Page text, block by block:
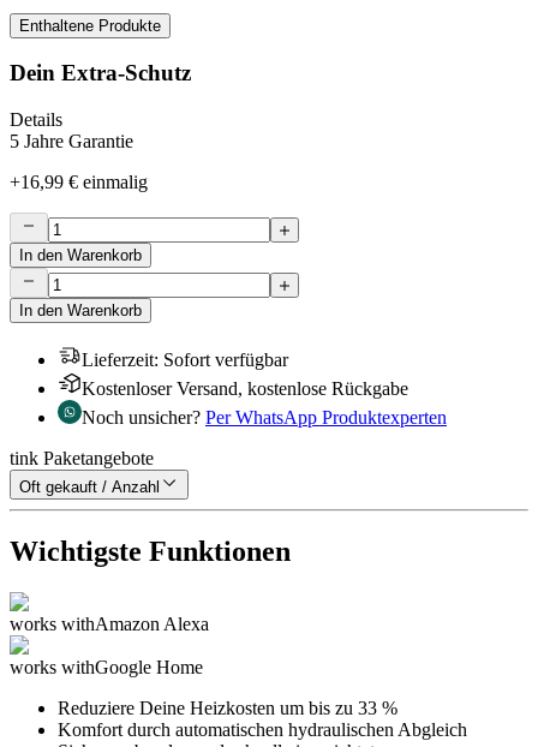
Enthaltene Produkte
Dein Extra-Schutz
Details
5 Jahre Garantie
+16,99 € einmalig
In den Warenkorb
In den Warenkorb
Lieferzeit: Sofort verfügbar
Kostenloser Versand, kostenlose Rückgabe
Noch unsicher? Per WhatsApp Produktexperten
tink Paketangebote
Oft gekauft / Anzahl
Wichtigste Funktionen
works withAmazon Alexa
works withGoogle Home
Reduziere Deine Heizkosten um bis zu 33 %
Komfort durch automatischen hydraulischen Abgleich